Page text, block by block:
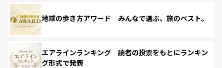
地球の歩き方アワード みんなで選ぶ、旅のベスト。
エアラインランキング 読者の投票をもとにランキン
グ形式で発表